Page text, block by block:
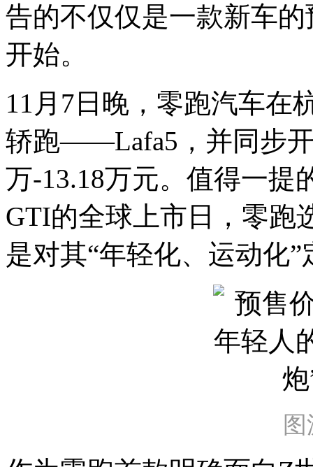
告的不仅仅是一款新车
开始。
11月7日晚，零跑汽车在
轿跑——Lafa5，并同步
万-13.18万元。值得一提
GTI的全球上市日，零跑
是对其“年轻化、运动化